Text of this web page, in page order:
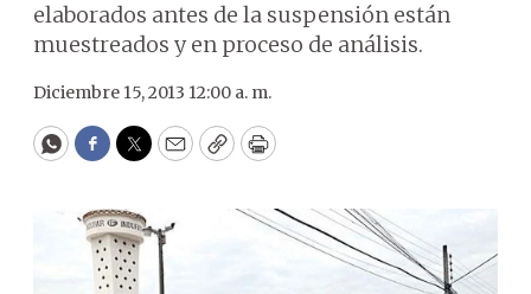
elaborados antes de la suspensión están
muestreados y en proceso de análisis.
Diciembre 15, 2013 12:00 a. m.
WhatsApp
Facebook
Twitter
EmailCopyPrint